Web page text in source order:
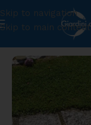
Skip to navigation
Skip to main content